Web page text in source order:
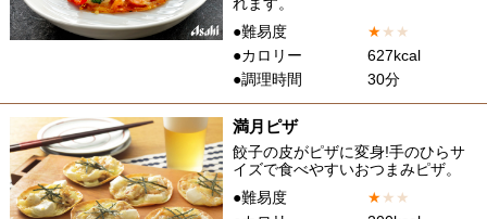
●難易度
★★ ★
●カロリー
627kcal
●調理時間
30分
満月ピザ
餃子の皮がピザに変身!手のひらサ
イズで食べやすいおつまみピザ。
●難易度
★★ ★